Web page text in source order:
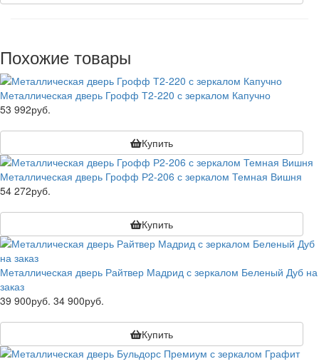
Похожие товары
Металлическая дверь Грофф Т2-220 с зеркалом Капучно
53 992руб.
Купить
Металлическая дверь Грофф Р2-206 с зеркалом Темная Вишня
54 272руб.
Купить
Металлическая дверь Райтвер Мадрид с зеркалом Беленый Дуб на
заказ
39 900руб. 34 900руб.
Купить